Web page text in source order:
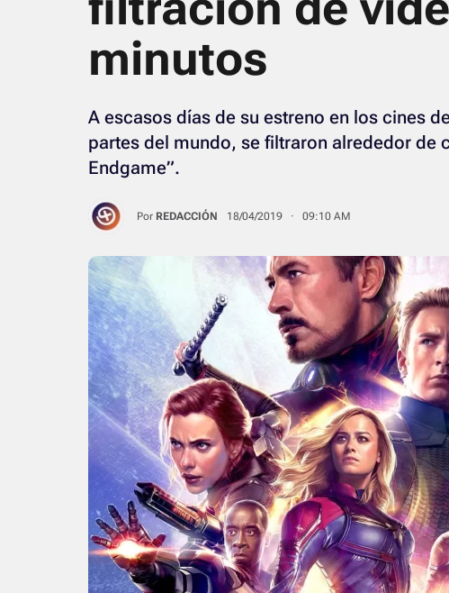
minutos
A escasos días de su estreno en los cines
partes del mundo, se filtraron alrededor de
Endgame”.
Por REDACCIÓN 18/04/2019 · 09:10 AM